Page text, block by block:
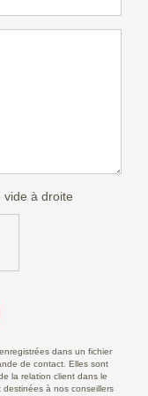
vide à droite
dans un fichier
de contact. Elles sont
la relation client dans le
à nos conseillers